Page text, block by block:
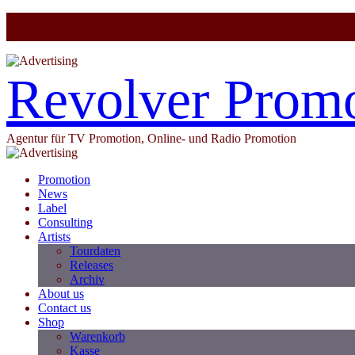
Revolver
Agentur für TV Promotion, Online- und Radio Promotion
Promotion
News
Label
Consulting
Artists
Tourdaten
Releases
Archiv
About us
Contact us
Shop
Warenkorb
Kasse